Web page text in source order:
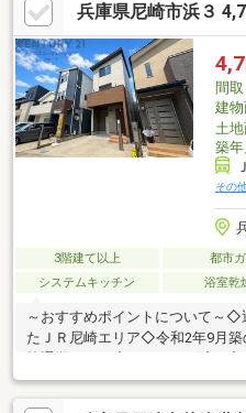
兵庫県尼崎市浜３
間取
建
土
築年
その
3階建て以上 都市
システムキッチン
浴室乾
～おすすめポイントについて～◇
たＪＲ尼崎エリア◇令和2年9月
について■センチュリー21加盟店
年兵庫地区仲介実績)阪神間（尼